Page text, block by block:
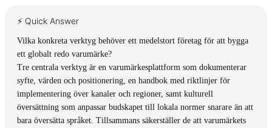
⚡ Quick Answer
Vilka konkreta verktyg behöver ett medelstort företag för att bygga
ett globalt redo varumärke?
Tre centrala verktyg är en varumärkesplattform som dokumenterar
syfte, värden och positionering, en handbok med riktlinjer för
implementering över kanaler och regioner, samt kulturell
översättning som anpassar budskapet till lokala normer snarare än att
bara översätta språket. Tillsammans säkerställer de att varumärkets